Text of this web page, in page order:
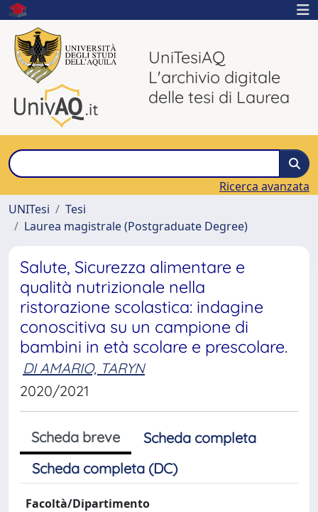
UniTesiAQ
L'archivio digitale
delle tesi di Laurea
Ricerca avanzata
UNITesi
Tesi
Laurea magistrale (Postgraduate Degree)
Salute, Sicurezza alimentare e
qualità nutrizionale nella
ristorazione scolastica: indagine
conoscitiva su un campione di
bambini in età scolare e prescolare.
DI AMARIO, TARYN
2020/2021
Scheda breve
Scheda completa
Scheda completa (DC)
Facoltà/Dipartimento